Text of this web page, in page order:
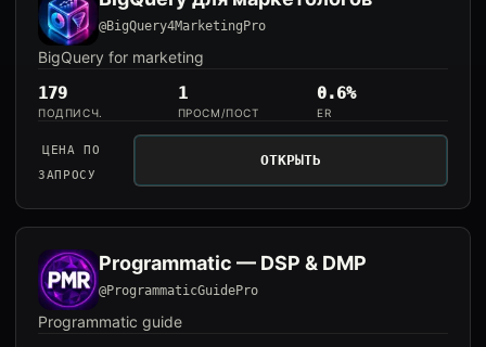
@BigQuery4MarketingPro
BigQuery for marketing
179
ПОДПИСЧ.
1
ПРОСМ/ПОСТ
0.6%
ER
ЦЕНА ПО
ЗАПРОСУ
ОТКРЫТЬ
Programmatic — DSP & DMP
@ProgrammaticGuidePro
Programmatic guide